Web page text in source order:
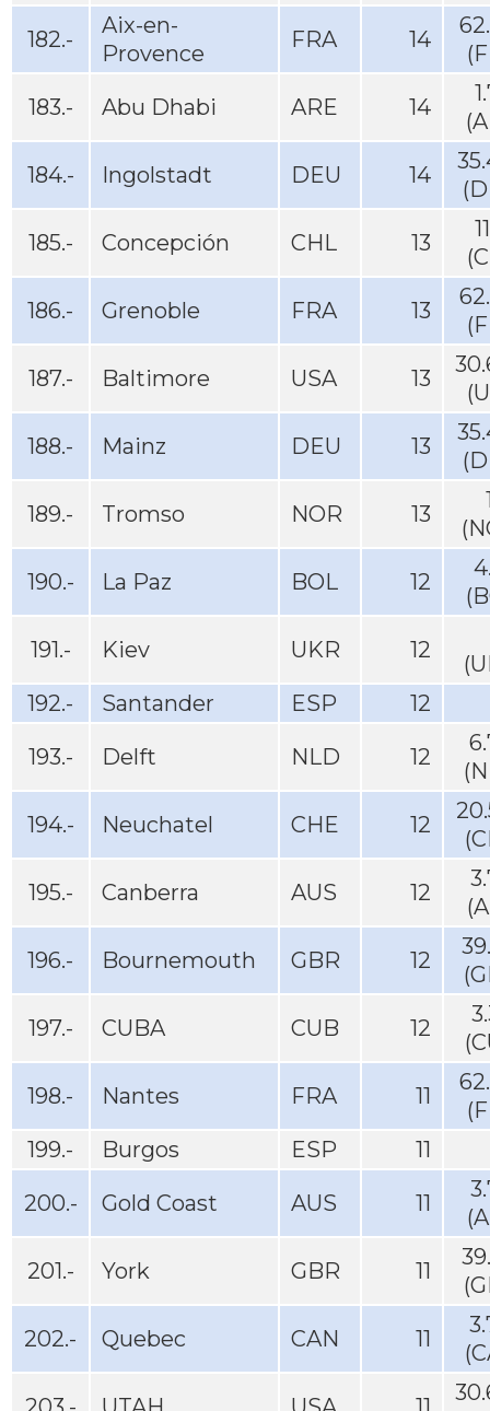
182.-
Aix-en-
Provence
FRA 14
183.- Abu Dhabi ARE 14
184.- Ingolstadt DEU 14
185.- Concepción CHL 13
186.- Grenoble FRA 13
187.- Baltimore USA 13
188.- Mainz DEU 13
189.- Tromso NOR 13
190.- La Paz BOL 12
191.- Kiev UKR 12
192.-
Santander ESP 12
193.- Delft NLD 12
194.- Neuchatel CHE 12
195.- Canberra AUS 12
196.- Bournemouth GBR 12
197.- CUBA CUB 12
198.- Nantes FRA 11
199.-
Burgos ESP 11
200.- Gold Coast AUS 11
201.- York GBR 11
202.- Quebec CAN 11